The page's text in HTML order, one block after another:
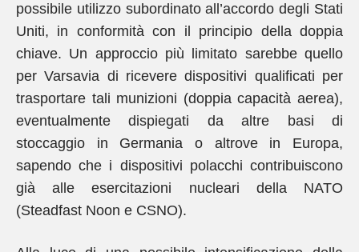
possibile utilizzo subordinato all’accordo degli Stati
Uniti, in conformità con il principio della doppia
chiave. Un approccio più limitato sarebbe quello
per Varsavia di ricevere dispositivi qualificati per
trasportare tali munizioni (doppia capacità aerea),
eventualmente dispiegati da altre basi di
stoccaggio in Germania o altrove in Europa,
sapendo che i dispositivi polacchi contribuiscono
già alle esercitazioni nucleari della NATO
(Steadfast Noon e CSNO).